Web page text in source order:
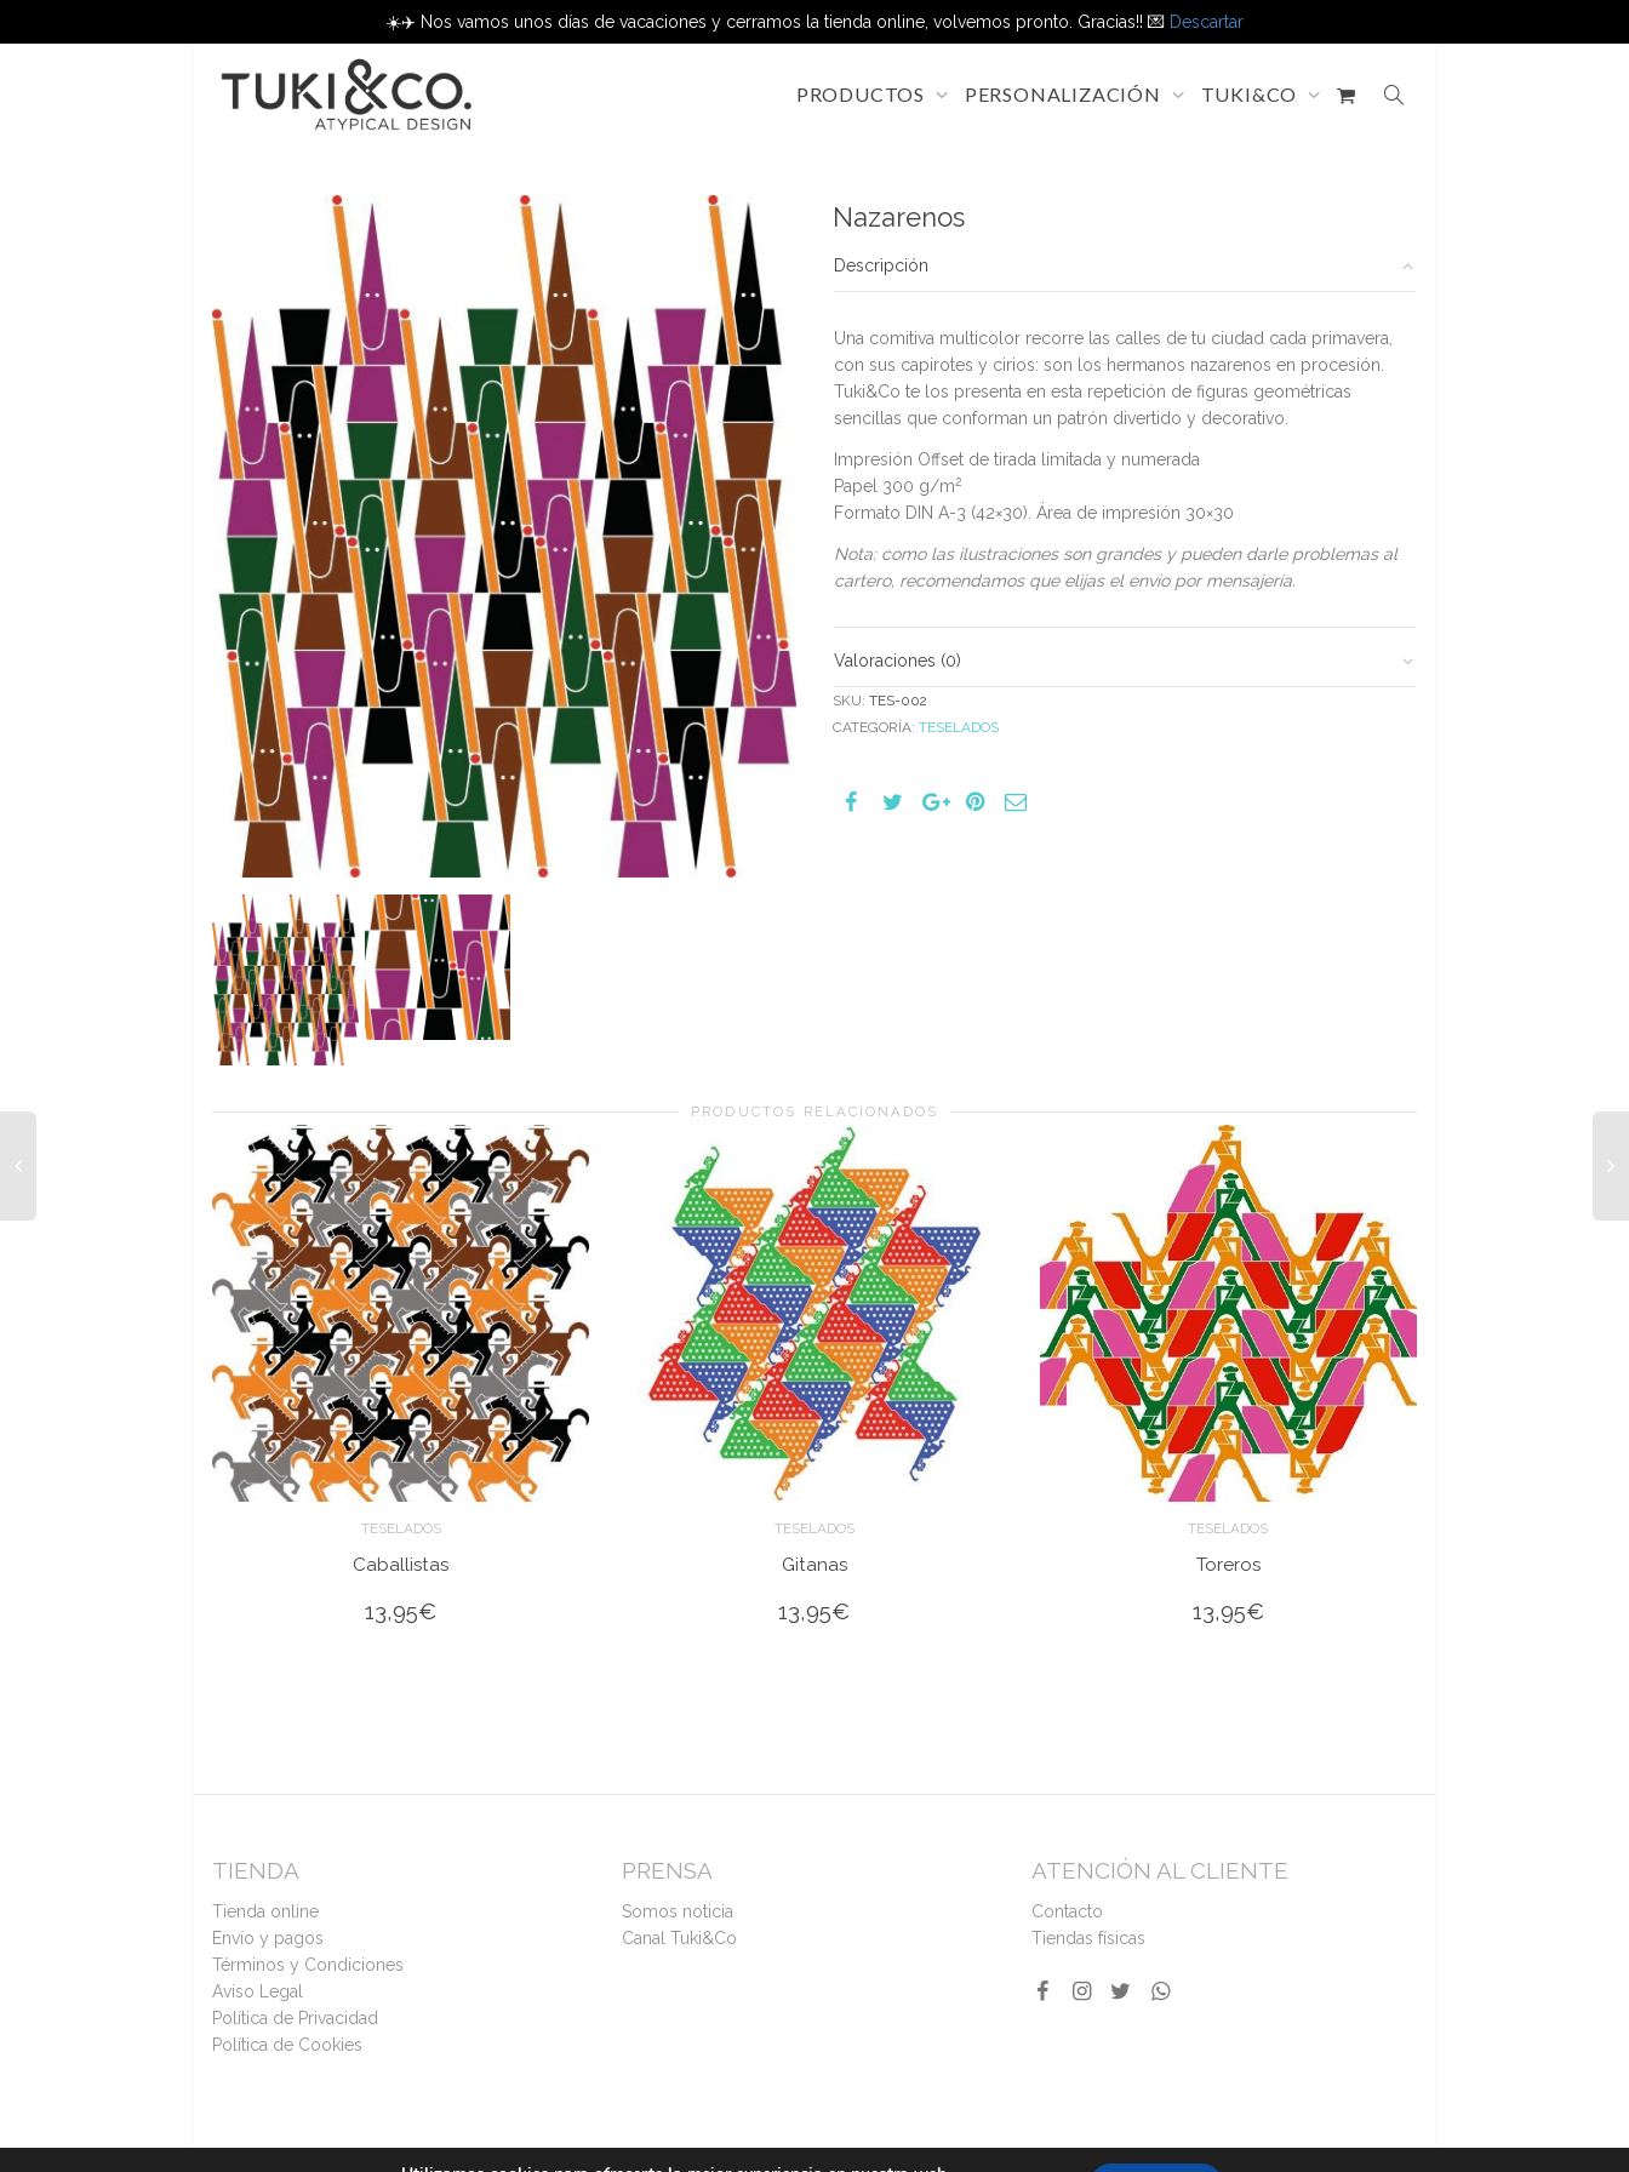
PRODUCTOS PERSONALIZACIÓN TUKI&CO
Nazarenos
Descripción
Una comitiva multicolor recorre las calles de tu ciudad cada primavera,
con sus capirotes y cirios: son los hermanos nazarenos en procesión.
Tuki&Co te los presenta en esta repetición de figuras geométricas
sencillas que conforman un patrón divertido y decorativo.
Impresión Offset de tirada limitada y numerada
Papel 300 g/m2
Formato DIN A-3 (42×30). Área de impresión 30×30
Nota: como las ilustraciones son grandes y pueden darle problemas al
cartero, recomendamos que elijas el envío por mensajería.
Valoraciones (0)
SKU: TES-002
CATEGORÍA: TESELADOS
PRODUCTOS RELACIONADOS
TESELADOS
Caballistas
13,95€
TESELADOS
Gitanas
13,95€
TESELADOS
Toreros
13,95€
TIENDA
Tienda online
Envío y pagos
Términos y Condiciones
Aviso Legal
Política de Privacidad
Política de Cookies
PRENSA
Somos noticia
Canal Tuki&Co
ATENCIÓN AL CLIENTE
Contacto
Tiendas físicas
☀️✈️ Nos vamos unos días de vacaciones y cerramos la tienda online, volvemos pronto. Gracias!! 💌 Descartar